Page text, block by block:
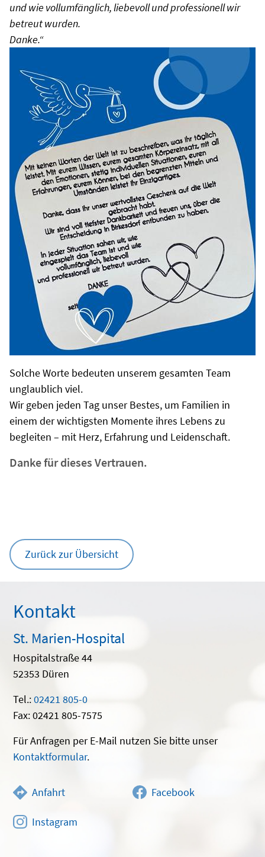
und wie vollumfänglich, liebevoll und professionell wir
betreut wurden.
Danke.“
Solche Worte bedeuten unserem gesamten Team
unglaublich viel.
Wir geben jeden Tag unser Bestes, um Familien in
einem der wichtigsten Momente ihres Lebens zu
begleiten – mit Herz, Erfahrung und Leidenschaft.
Danke für dieses Vertrauen.
Zurück zur Übersicht
Kontakt
St. Marien-Hospital
Hospitalstraße 44
52353 Düren
Tel.:02421 805-0
Fax: 02421 805-7575
Für Anfragen per E-Mail nutzen Sie bitte unser
Kontaktformular.
Anfahrt Facebook
Instagram